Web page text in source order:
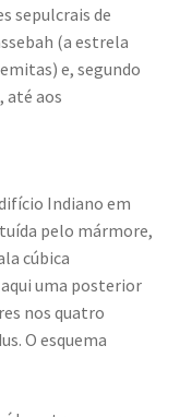
sepulcrais de
(a estrela
e, segundo
até aos
Indiano em
pelo mármore,
cúbica
uma posterior
nos quatro
O esquema